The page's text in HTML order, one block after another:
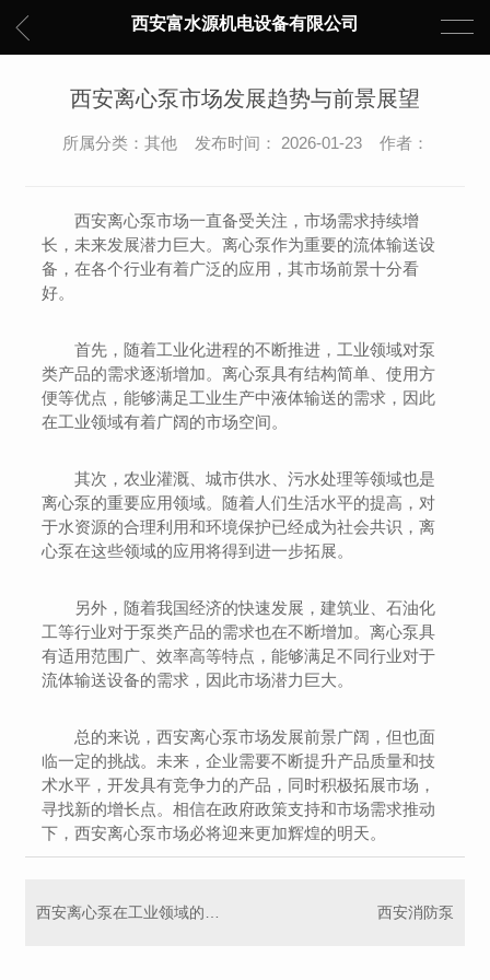
西安富水源机电设备有限公司
西安离心泵市场发展趋势与前景展望
所属分类：其他 发布时间： 2026-01-23 作者：
西安离心泵市场一直备受关注，市场需求持续增
长，未来发展潜力巨大。离心泵作为重要的流体输送设
备，在各个行业有着广泛的应用，其市场前景十分看
好。
首先，随着工业化进程的不断推进，工业领域对泵
类产品的需求逐渐增加。离心泵具有结构简单、使用方
便等优点，能够满足工业生产中液体输送的需求，因此
在工业领域有着广阔的市场空间。
其次，农业灌溉、城市供水、污水处理等领域也是
离心泵的重要应用领域。随着人们生活水平的提高，对
于水资源的合理利用和环境保护已经成为社会共识，离
心泵在这些领域的应用将得到进一步拓展。
另外，随着我国经济的快速发展，建筑业、石油化
工等行业对于泵类产品的需求也在不断增加。离心泵具
有适用范围广、效率高等特点，能够满足不同行业对于
流体输送设备的需求，因此市场潜力巨大。
总的来说，西安离心泵市场发展前景广阔，但也面
临一定的挑战。未来，企业需要不断提升产品质量和技
术水平，开发具有竞争力的产品，同时积极拓展市场，
寻找新的增长点。相信在政府政策支持和市场需求推动
下，西安离心泵市场必将迎来更加辉煌的明天。
西安消防泵